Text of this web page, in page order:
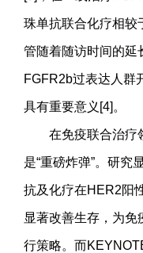
珠单抗联合化疗相较
管随着随访时间的延
FGFR2b过表达人群
具有重要意义[4]。
在免疫联合治疗
是“重磅炸弹”。研究
抗及化疗在HER2阳
显著改善生存，为免
行策略。而